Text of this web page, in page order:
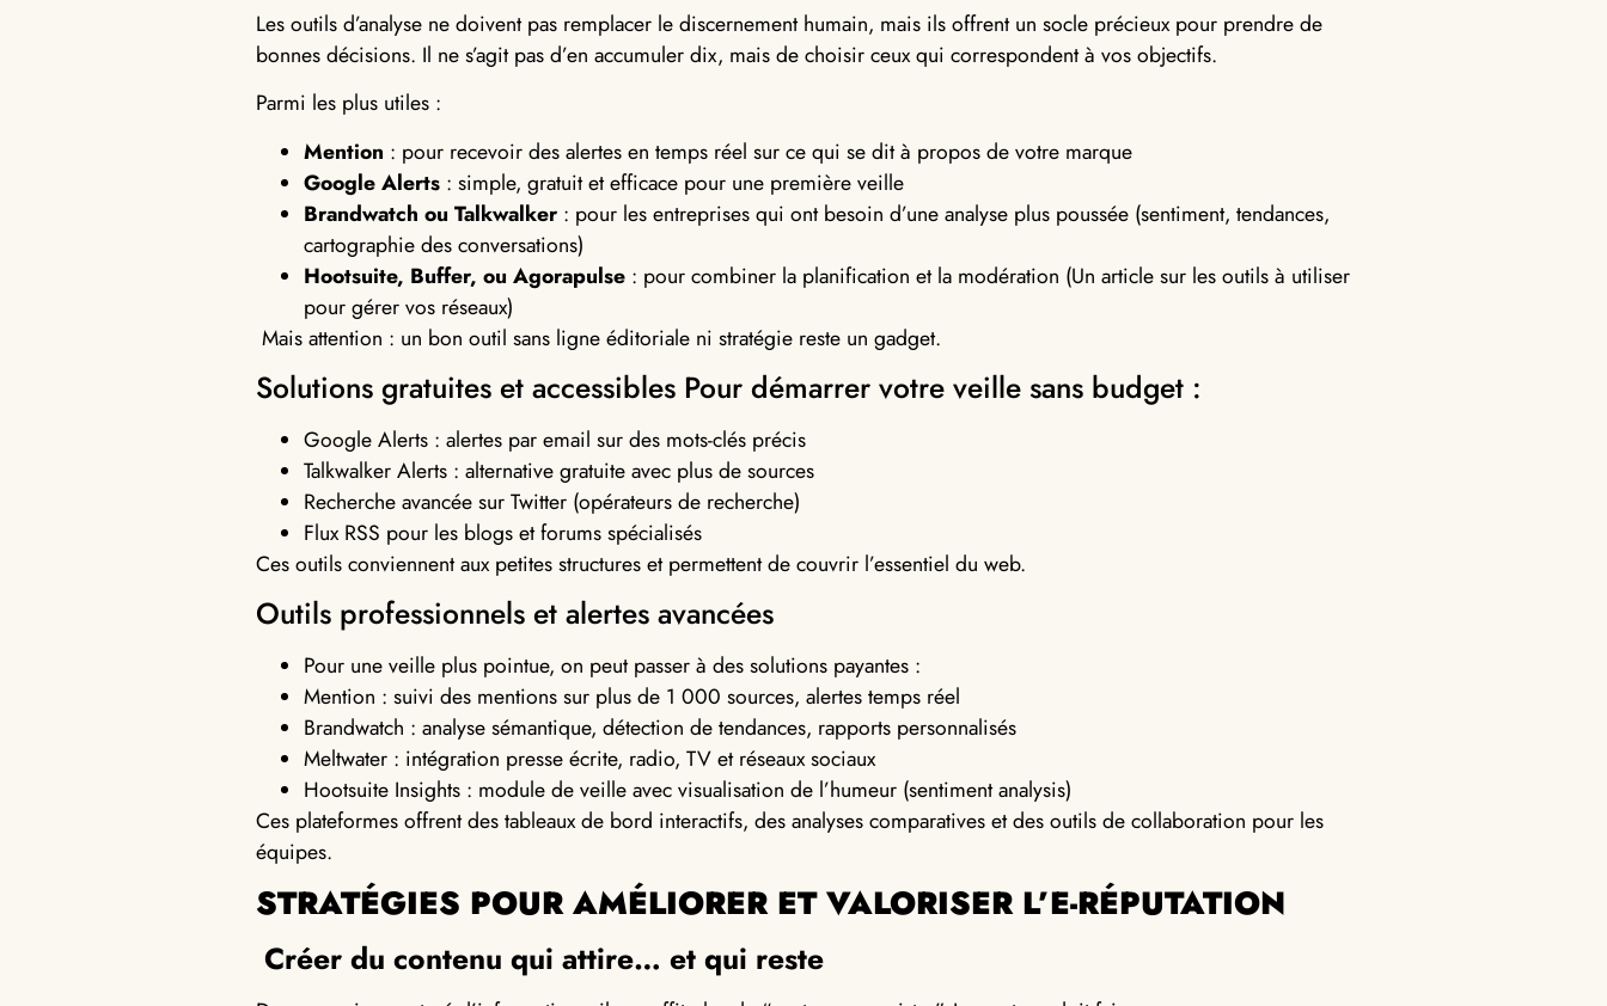
Les outils d’analyse ne doivent pas remplacer le discernement humain, mais ils offrent un socle précieux pour prendre de
bonnes décisions. Il ne s’agit pas d’en accumuler dix, mais de choisir ceux qui correspondent à vos objectifs.
Parmi les plus utiles :
Mention : pour recevoir des alertes en temps réel sur ce qui se dit à propos de votre marque
Google Alerts : simple, gratuit et efficace pour une première veille
Brandwatch ou Talkwalker : pour les entreprises qui ont besoin d’une analyse plus poussée (sentiment, tendances,
cartographie des conversations)
Hootsuite, Buffer, ou Agorapulse : pour combiner la planification et la modération (Un article sur les outils à utiliser
pour gérer vos réseaux)
Mais attention : un bon outil sans ligne éditoriale ni stratégie reste un gadget.
Solutions gratuites et accessibles Pour démarrer votre veille sans budget :
Google Alerts : alertes par email sur des mots-clés précis
Talkwalker Alerts : alternative gratuite avec plus de sources
Recherche avancée sur Twitter (opérateurs de recherche)
Flux RSS pour les blogs et forums spécialisés
Ces outils conviennent aux petites structures et permettent de couvrir l’essentiel du web.
Outils professionnels et alertes avancées
Pour une veille plus pointue, on peut passer à des solutions payantes :
Mention : suivi des mentions sur plus de 1 000 sources, alertes temps réel
Brandwatch : analyse sémantique, détection de tendances, rapports personnalisés
Meltwater : intégration presse écrite, radio, TV et réseaux sociaux
Hootsuite Insights : module de veille avec visualisation de l’humeur (sentiment analysis)
Ces plateformes offrent des tableaux de bord interactifs, des analyses comparatives et des outils de collaboration pour les
équipes.
STRATÉGIES POUR AMÉLIORER ET VALORISER L’E-RÉPUTATION
Créer du contenu qui attire… et qui reste